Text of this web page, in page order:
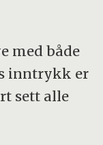
med både
inntrykk er
sett alle